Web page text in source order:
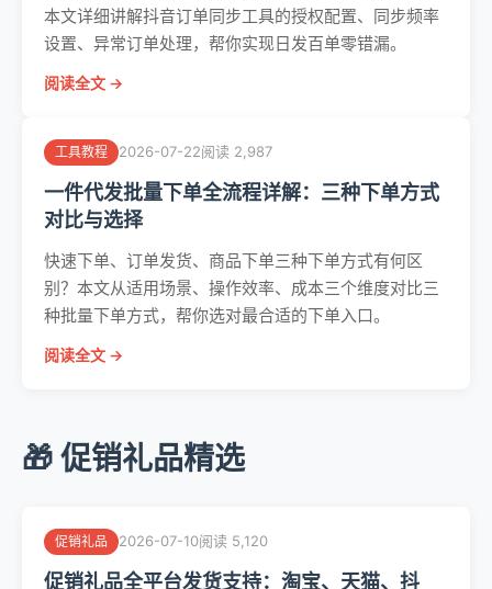
本文详细讲解抖音订单同步工具的授权配置、同步频率
设置、异常订单处理，帮你实现日发百单零错漏。
阅读全文 →
工具教程 2026-07-22阅读 2,987
一件代发批量下单全流程详解：三种下单方式
对比与选择
快速下单、订单发货、商品下单三种下单方式有何区
别？本文从适用场景、操作效率、成本三个维度对比三
种批量下单方式，帮你选对最合适的下单入口。
阅读全文 →
🎁 促销礼品精选
促销礼品 2026-07-10阅读 5,120
促销礼品全平台发货支持：淘宝、天猫、抖